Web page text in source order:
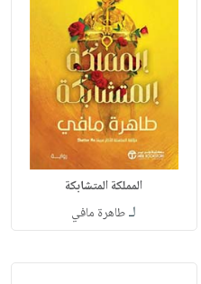
المملكة المتشابكة
لـطاهرة مافي